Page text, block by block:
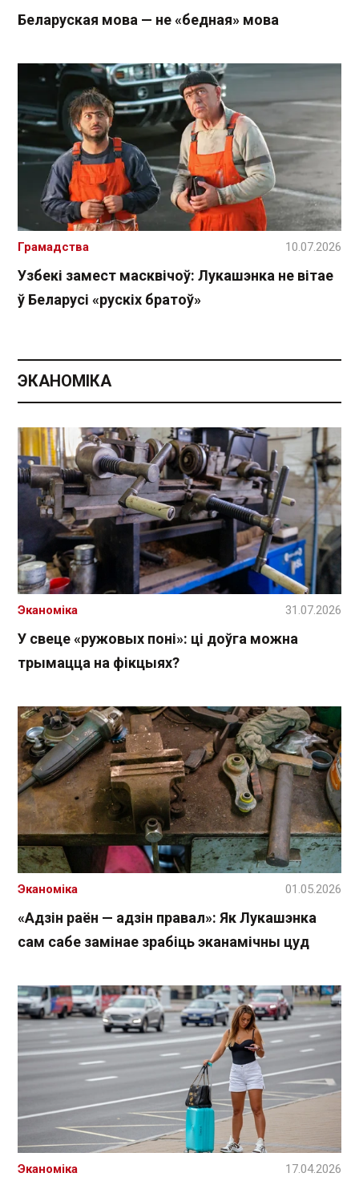
Беларуская мова — не «бедная» мова
Узбекі замест масквічоў: Лукашэнка не вітае
ў Беларусі «рускіх братоў»
Грамадства 10.07.2026
ЭКАНОМІКА
У свеце «ружовых поні»: ці доўга можна
трымацца на фікцыях?
Эканоміка 31.07.2026
«Адзін раён — адзін правал»: Як Лукашэнка
сам сабе замінае зрабіць эканамічны цуд
Эканоміка 01.05.2026
Эканоміка 17.04.2026